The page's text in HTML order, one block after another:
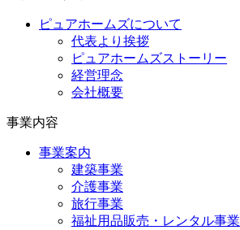
ピュアホームズについて
代表より挨拶
ピュアホームズストーリー
経営理念
会社概要
事業内容
事業案内
建築事業
介護事業
旅行事業
福祉用品販売・レンタル事業